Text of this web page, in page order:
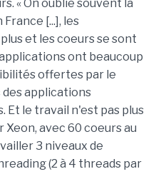
« On oublie souvent la
[...], les
et les coeurs se sont
ont beaucoup
offertes par le
applications
le travail n'est pas plus
Xeon, avec 60 coeurs au
3 niveaux de
(2 à 4 threads par